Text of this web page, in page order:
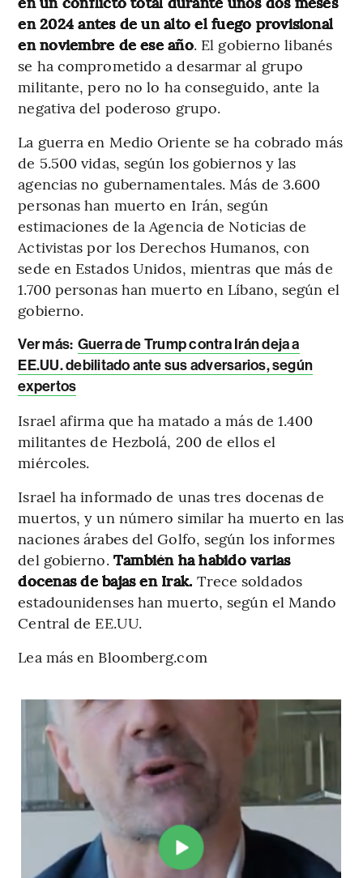
en 2024 antes de un alto el fuego provisional
en noviembre de ese año. El gobierno libanés
se ha comprometido a desarmar al grupo
militante, pero no lo ha conseguido, ante la
negativa del poderoso grupo.
La guerra en Medio Oriente se ha cobrado más
de 5.500 vidas, según los gobiernos y las
agencias no gubernamentales. Más de 3.600
personas han muerto en Irán, según
estimaciones de la Agencia de Noticias de
Activistas por los Derechos Humanos, con
sede en Estados Unidos, mientras que más de
1.700 personas han muerto en Líbano, según el
gobierno.
Ver más: Guerra de Trump contra Irán deja a
EE.UU. debilitado ante sus adversarios, según
expertos
Israel afirma que ha matado a más de 1.400
militantes de Hezbolá, 200 de ellos el
miércoles.
Israel ha informado de unas tres docenas de
muertos, y un número similar ha muerto en las
naciones árabes del Golfo, según los informes
del gobierno. También ha habido varias
docenas de bajas en Irak. Trece soldados
estadounidenses han muerto, según el Mando
Central de EE.UU.
Lea más en Bloomberg.com